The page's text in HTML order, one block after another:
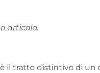
articolo.
è il tratto distintivo di un